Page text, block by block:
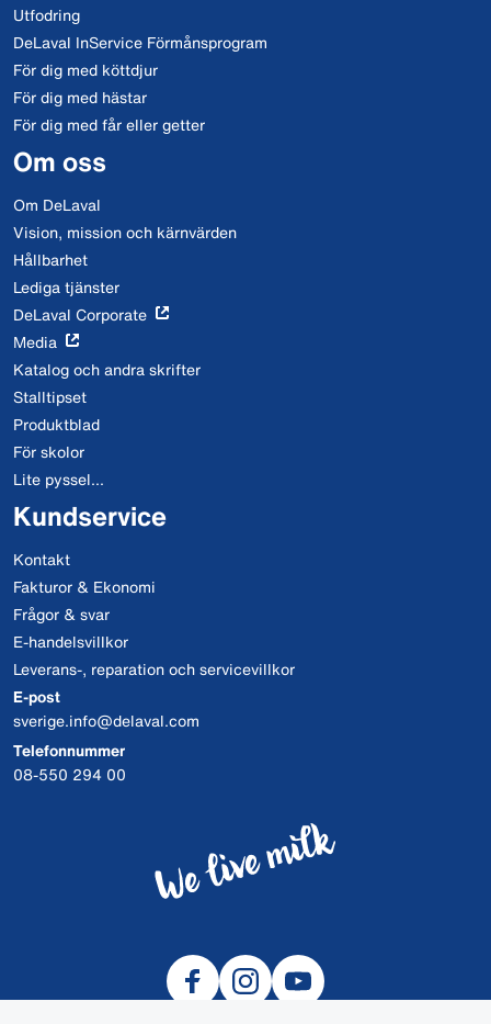
Utfodring
DeLaval InService Förmånsprogram
För dig med köttdjur
För dig med hästar
För dig med får eller getter
Om oss
Om DeLaval
Vision, mission och kärnvärden
Hållbarhet
Lediga tjänster
DeLaval Corporate
Media
Katalog och andra skrifter
Stalltipset
Produktblad
För skolor
Lite pyssel...
Kundservice
Kontakt
Fakturor & Ekonomi
Frågor & svar
E-handelsvillkor
Leverans-, reparation och servicevillkor
E-post
sverige.info@delaval.com
Telefonnummer
08-550 294 00